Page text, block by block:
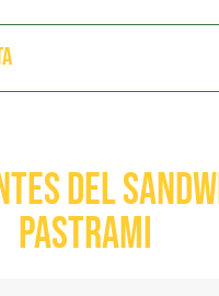
del
pastrami